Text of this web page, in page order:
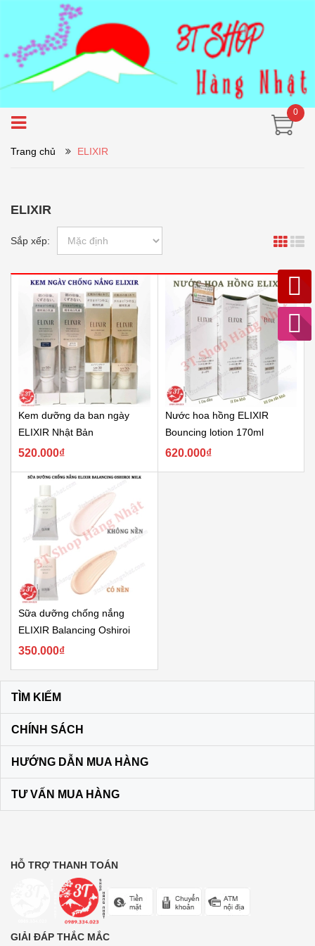
0
Trang chủ ELIXIR
ELIXIR
Sắp xếp:
Kem dưỡng da ban ngày
ELIXIR Nhật Bản
520.000₫
Nước hoa hồng ELIXIR
Bouncing lotion 170ml
620.000₫
Sữa dưỡng chống nắng
ELIXIR Balancing Oshiroi
Milk SPF50+
350.000₫
TÌM KIẾM
CHÍNH SÁCH
HƯỚNG DẪN MUA HÀNG
TƯ VẤN MUA HÀNG
HỖ TRỢ THANH TOÁN
GIẢI ĐÁP THẮC MẮC